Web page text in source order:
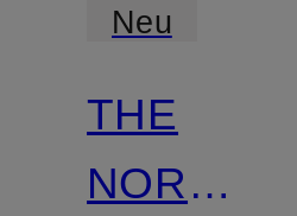
Neu
THE
NORTH